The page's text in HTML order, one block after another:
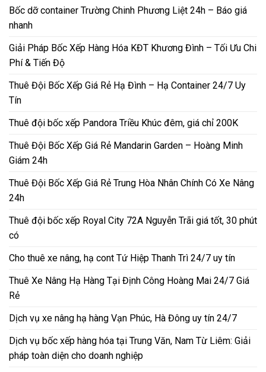
Bốc dỡ container Trường Chinh Phương Liệt 24h – Báo giá
nhanh
Giải Pháp Bốc Xếp Hàng Hóa KĐT Khương Đình – Tối Ưu Chi
Phí & Tiến Độ
Thuê Đội Bốc Xếp Giá Rẻ Hạ Đình – Hạ Container 24/7 Uy
Tín
Thuê đội bốc xếp Pandora Triều Khúc đêm, giá chỉ 200K
Thuê Đội Bốc Xếp Giá Rẻ Mandarin Garden – Hoàng Minh
Giám 24h
Thuê Đội Bốc Xếp Giá Rẻ Trung Hòa Nhân Chính Có Xe Nâng
24h
Thuê đội bốc xếp Royal City 72A Nguyễn Trãi giá tốt, 30 phút
có
Cho thuê xe nâng, hạ cont Tứ Hiệp Thanh Trì 24/7 uy tín
Thuê Xe Nâng Hạ Hàng Tại Định Công Hoàng Mai 24/7 Giá
Rẻ
Dịch vụ xe nâng hạ hàng Vạn Phúc, Hà Đông uy tín 24/7
Dịch vụ bốc xếp hàng hóa tại Trung Văn, Nam Từ Liêm: Giải
pháp toàn diện cho doanh nghiệp